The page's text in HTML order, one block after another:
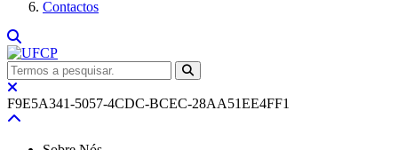
Contactos
F9E5A341-5057-4CDC-BCEC-28AA51EE4FF1